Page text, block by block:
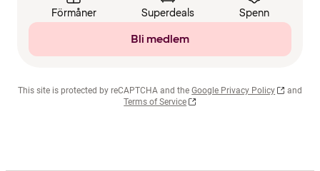
Förmåner Superdeals Spenn
Bli medlem
This site is protected by reCAPTCHA and the Google Privacy Policy
and
Terms of Service